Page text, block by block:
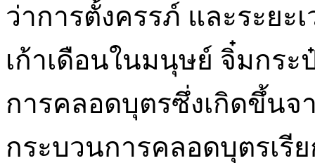
ว่าการตั้งครรภ์ และระย
เก้าเดือนในมนุษย์ จิ๋มกร
การคลอดบุตรซึ่งเกิดขึ้นจ
กระบวนการคลอดบุตรเรี